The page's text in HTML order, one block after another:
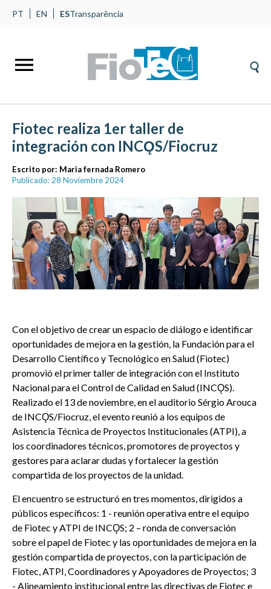
PT EN ESTransparência
Fiotec realiza 1er taller de
integración con INCǪS/Fiocruz
Escrito por: Maria fernada Romero
Publicado: 28 Noviembre 2024
Con el objetivo de crear un espacio de diálogo e identificar
oportunidades de mejora en la gestión, la Fundación para el
Desarrollo Científico y Tecnológico en Salud (Fiotec)
promovió el primer taller de integración con el Instituto
Nacional para el Control de Calidad en Salud (INCǪS).
Realizado el 13 de noviembre, en el auditorioSérgioArouca
de INCǪS/Fiocruz, el evento reunió a los equipos de
Asistencia Técnica de Proyectos Institucionales (ATPI), a
los coordinadores técnicos, promotores de proyectos y
gestores para aclarar dudas y fortalecer la gestión
compartida de los proyectos de la unidad.
El encuentro se estructuró en tres momentos, dirigidos a
públicos específicos: 1 - reunión operativa entre el equipo
de Fiotec y ATPI de INCǪS; 2 – ronda de conversación
sobre el papel de Fiotec y las oportunidades de mejora en la
gestión compartida de proyectos, con la participación de
Fiotec, ATPI, Coordinadores y Apoyadores de Proyectos; 3
- Alineamiento institucional entre las directivas de Fiotec e